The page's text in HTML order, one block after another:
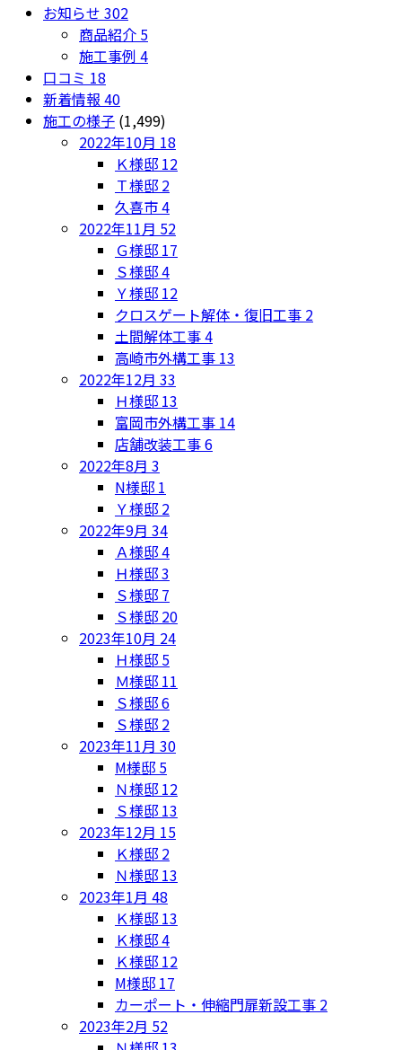
お知らせ 302
商品紹介 5
施工事例 4
口コミ 18
新着情報 40
施工の様子 (1,499)
2022年10月 18
Ｋ様邸 12
Ｔ様邸 2
久喜市4
2022年11月 52
Ｇ様邸 17
Ｓ様邸4
Ｙ様邸 12
クロスゲート解体・復旧工事 2
土間解体工事4
高崎市外構工事 13
2022年12月 33
Ｈ様邸 13
富岡市外構工事 14
店舗改装工事6
2022年8月 3
N様邸 1
Ｙ様邸 2
2022年9月 34
Ａ様邸4
Ｈ様邸3
Ｓ様邸 7
Ｓ様邸 20
2023年10月 24
Ｈ様邸 5
Ｍ様邸 11
Ｓ様邸6
Ｓ様邸 2
2023年11月 30
M様邸 5
Ｎ様邸 12
Ｓ様邸 13
2023年12月 15
Ｋ様邸 2
Ｎ様邸 13
2023年1月 48
Ｋ様邸 13
Ｋ様邸4
Ｋ様邸 12
M様邸 17
カーポート・伸縮門扉新設工事 2
2023年2月 52